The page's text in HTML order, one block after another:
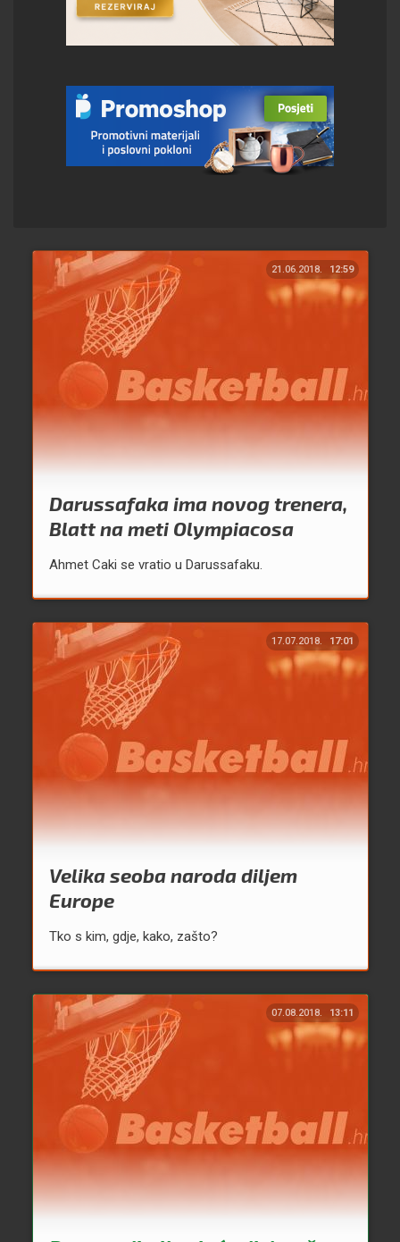
21.06.2018. 12:59
Darussafaka ima novog trenera,
Blatt na meti Olympiacosa
Ahmet Caki se vratio u Darussafaku.
17.07.2018. 17:01
Velika seoba naroda diljem
Europe
Tko s kim, gdje, kako, zašto?
07.08.2018. 13:11